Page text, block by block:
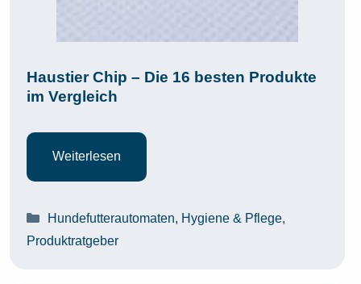
Haustier Chip – Die 16 besten Produkte
im Vergleich
Weiterlesen
Kategorien
Hundefutterautomaten, Hygiene & Pflege,
Produktratgeber